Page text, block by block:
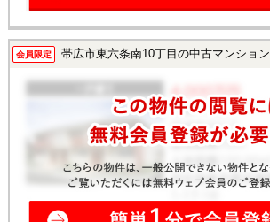
会員限定 帯広市東六条南10丁目の中古マンション